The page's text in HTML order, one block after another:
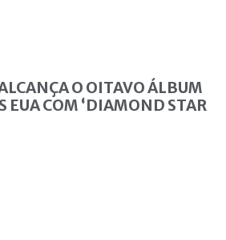
O OITAVO ÁLBUM
EUA COM ‘DIAMOND STAR